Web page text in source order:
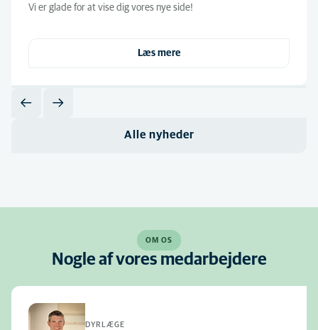
Vi er glade for at vise dig vores nye side!
Læs mere
Alle nyheder
OM OS
Nogle af vores medarbejdere
DYRLÆGE